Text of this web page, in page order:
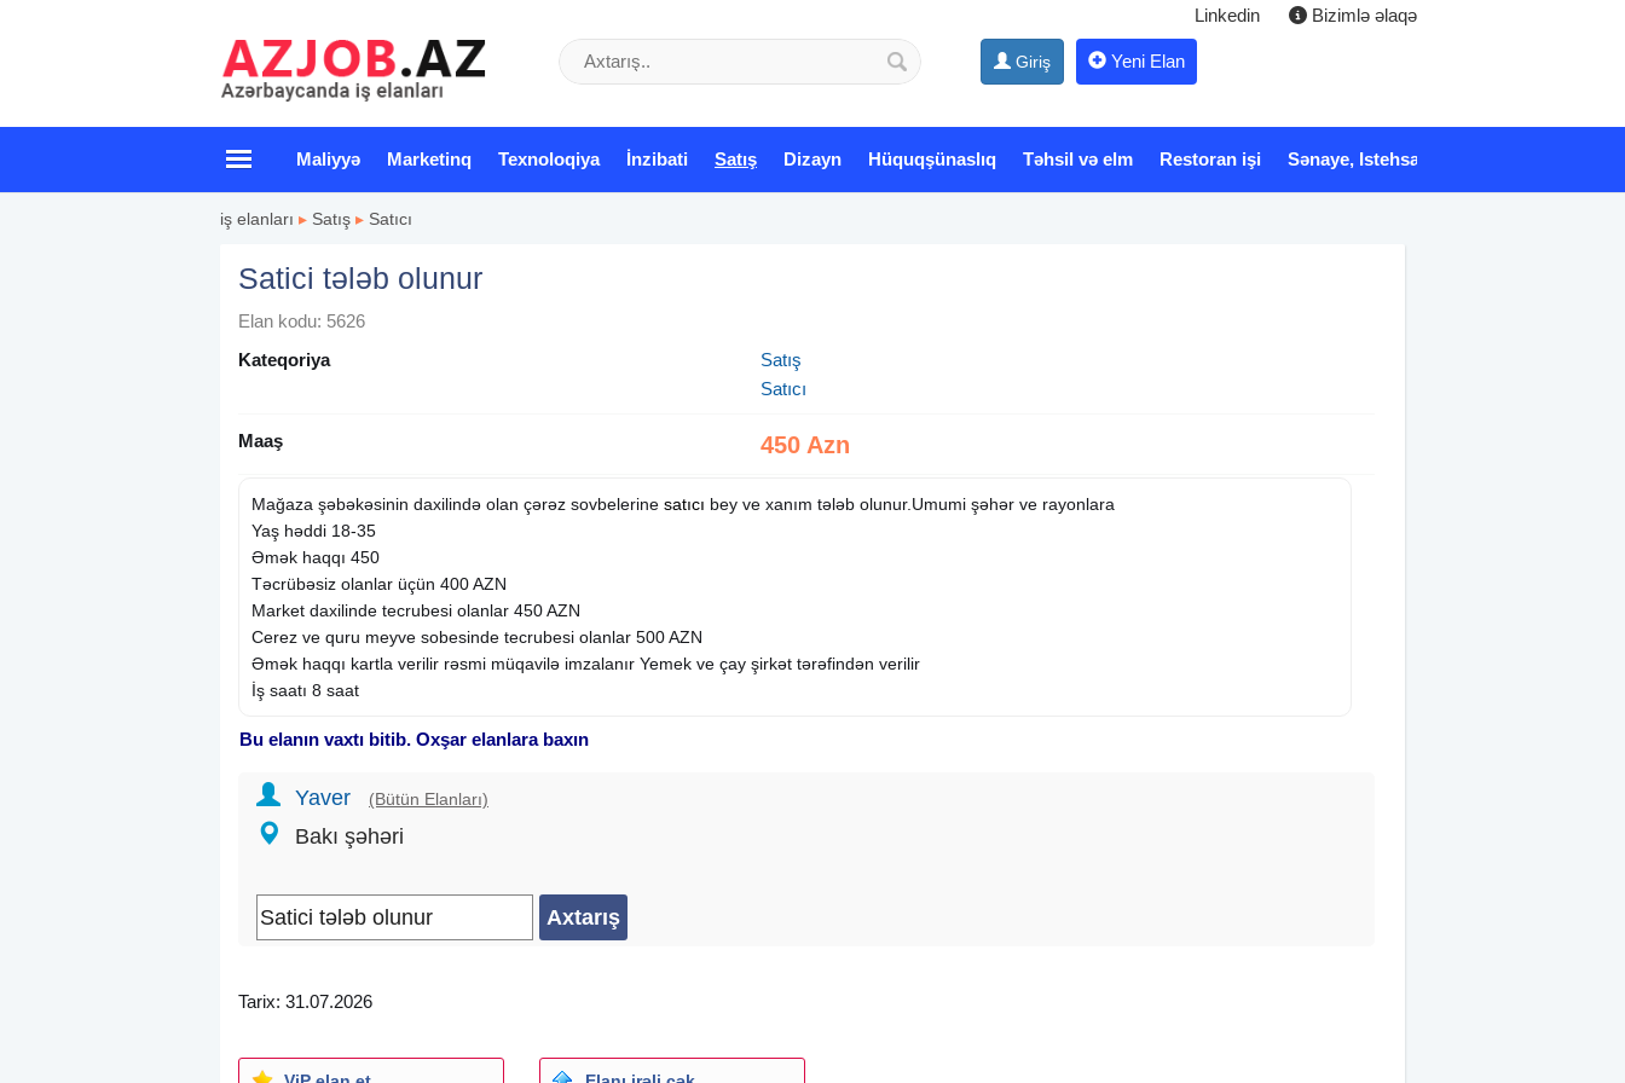
Linkedin Bizimlə əlaqə
Giriş Yeni Elan
Maliyyə Marketinq Texnoloqiya İnzibati Satış Dizayn Hüquqşünaslıq Təhsil və elm Restoran işi Sənaye, Istehsalat
iş elanları ▸ Satış ▸ Satıcı
Satici tələb olunur
Elan kodu: 5626
Kateqoriya
Satış
Satıcı
Maaş 450 Azn
Mağaza şəbəkəsinin daxilində olan çərəz sovbelerine satıcı bey ve xanım tələb olunur.Umumi şəhər ve rayonlara
Yaş həddi 18-35
Əmək haqqı 450
Təcrübəsiz olanlar üçün 400 AZN
Market daxilinde tecrubesi olanlar 450 AZN
Cerez ve quru meyve sobesinde tecrubesi olanlar 500 AZN
Əmək haqqı kartla verilir rəsmi müqavilə imzalanır Yemek ve çay şirkət tərəfindən verilir
İş saatı 8 saat
Bu elanın vaxtı bitib. Oxşar elanlara baxın
Yaver (Bütün Elanları)
Bakı şəhəri
Tarix: 31.07.2026